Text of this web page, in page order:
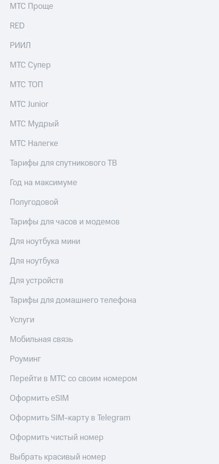
МТС Проще
RED
РИИЛ
МТС Супер
МТС ТОП
МТС Junior
МТС Мудрый
МТС Налегке
Тарифы для спутникового ТВ
Год на максимуме
Полугодовой
Тарифы для часов и модемов
Для ноутбука мини
Для ноутбука
Для устройств
Тарифы для домашнего телефона
Услуги
Мобильная связь
Роуминг
Перейти в МТС со своим номером
Оформить eSIM
Оформить SIM-карту в Telegram
Оформить чистый номер
Выбрать красивый номер